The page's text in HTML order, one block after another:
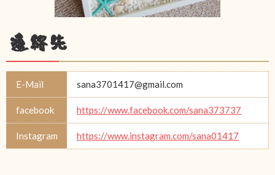
連絡先
E-Mail sana3701417@gmail.com
facebook https://www.facebook.com/sana373737
Instagram https://www.instagram.com/sana01417